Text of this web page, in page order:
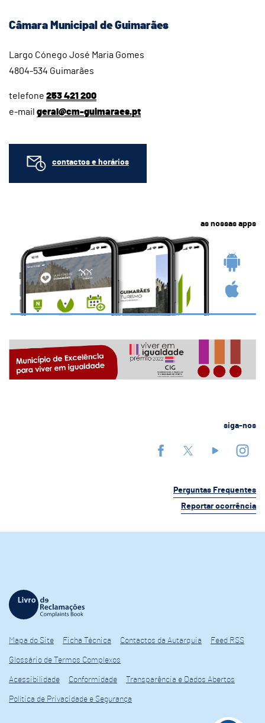
Câmara Municipal de Guimarães
Largo Cónego José Maria Gomes
4804-534 Guimarães
telefone 253 421 200
e-mail geral@cm-guimaraes.pt
contactos e horários
as nossas apps
siga-nos
Perguntas Frequentes
Reportar ocorrência
Mapa do Site Ficha Técnica Contactos da Autarquia Feed RSS
Glossário de Termos Complexos
Acessibilidade Conformidade Transparência e Dados Abertos
Política de Privacidade e Segurança